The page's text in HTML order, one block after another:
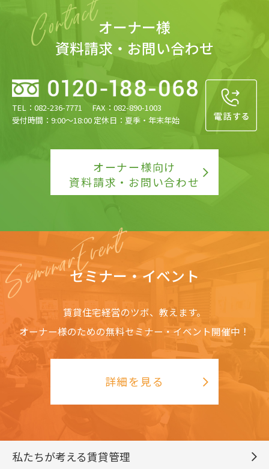
オーナー様
資料請求・お問い合わせ
TEL：082-236-7771 FAX：082-890-1003
受付時間：9:00〜18:00 定休日：夏季・年末年始
オーナー様向け
資料請求・お問い合わせ
セミナー・イベント
賃貸住宅経営のツボ、教えます。
オーナー様のための無料セミナー・イベント開催中！
詳細を見る
私たちが考える賃貸管理